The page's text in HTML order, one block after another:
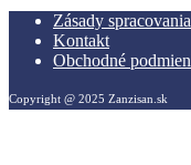
Zásady
Kontakt
Obchodné
Copyright @ 2025 Zanzisan.sk